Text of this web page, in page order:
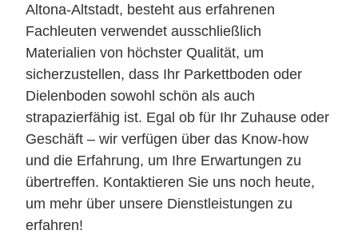
Altona-Altstadt, besteht aus erfahrenen
Fachleuten verwendet ausschließlich
Materialien von höchster Qualität, um
sicherzustellen, dass Ihr Parkettboden oder
Dielenboden sowohl schön als auch
strapazierfähig ist. Egal ob für Ihr Zuhause oder
Geschäft – wir verfügen über das Know-how
und die Erfahrung, um Ihre Erwartungen zu
übertreffen. Kontaktieren Sie uns noch heute,
um mehr über unsere Dienstleistungen zu
erfahren!